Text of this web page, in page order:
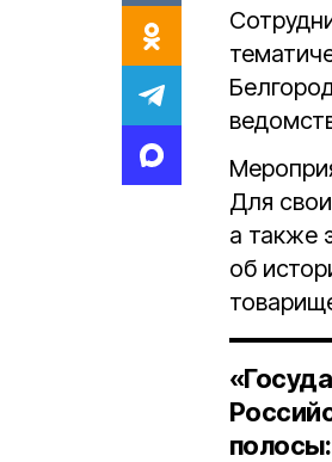
Для
а также
об